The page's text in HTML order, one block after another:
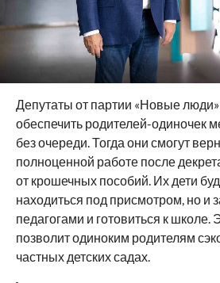
Депутаты от партии «Новые
обеспечить родителей-одиночек
без очереди. Тогда они смогут
полноценной работе после
от крошечных пособий. Их дети
находиться под присмотром, но и
педагогами и готовиться к школе.
позволит одиноким родителям
частных детских садах.